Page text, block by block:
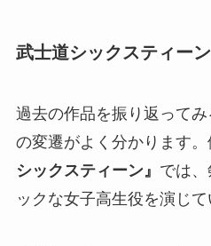
武士道シックスティー
過去の作品を振り返って
の変遷がよく分かります
シックスティーン』 では
ックな女子高生役を演じて